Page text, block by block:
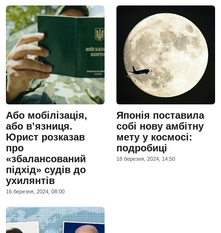
Або мобілізація,
або в’язниця.
Юрист розказав
про
«збалансований
підхід» судів до
ухилянтів
16 березня, 2024, 08:00
Японія поставила
собі нову амбітну
мету у космосі:
подробиці
18 березня, 2024, 14:50